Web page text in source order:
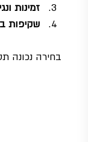
זמינות
שקיפות
בחירה נכונה